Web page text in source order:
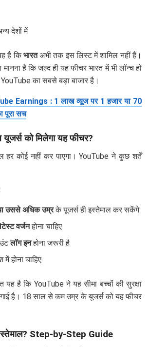
देशों में
है किभारतअभी तक इस लिस्ट में शामिल नहीं है।
है कि जल्द ही यह फीचर भारत में भी लॉन्च हो
का सबसे बड़ा बाजार है।
Earnings : 1 लाख व्यूज पर 1 हजार या 70
पूरा सच
यूजर्स को मिलेगा यह फीचर?
हर कोई नहीं कर पाएगा। YouTube ने कुछ शर्तें
उससे अधिक उम्रके यूजर्स ही इस्तेमाल कर सकेंगे
वर्जनहोना चाहिए
लॉग इनहोना जरूरी है
होना चाहिए
यह है कि YouTube ने यह सीमा बच्चों की सुरक्षा
है। 18 साल से कम उम्र के यूजर्स को यह फीचर
Step-by-Step Guide